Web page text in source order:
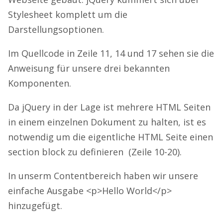
Stylesheet komplett um die
Darstellungsoptionen.
Im Quellcode in Zeile 11, 14 und 17 sehen sie die
Anweisung für unsere drei bekannten
Komponenten.
Da jQuery in der Lage ist mehrere HTML Seiten
in einem einzelnen Dokument zu halten, ist es
notwendig um die eigentliche HTML Seite einen
section block zu definieren (Zeile 10-20).
In unserm Contentbereich haben wir unsere
einfache Ausgabe <p>Hello World</p>
hinzugefügt.